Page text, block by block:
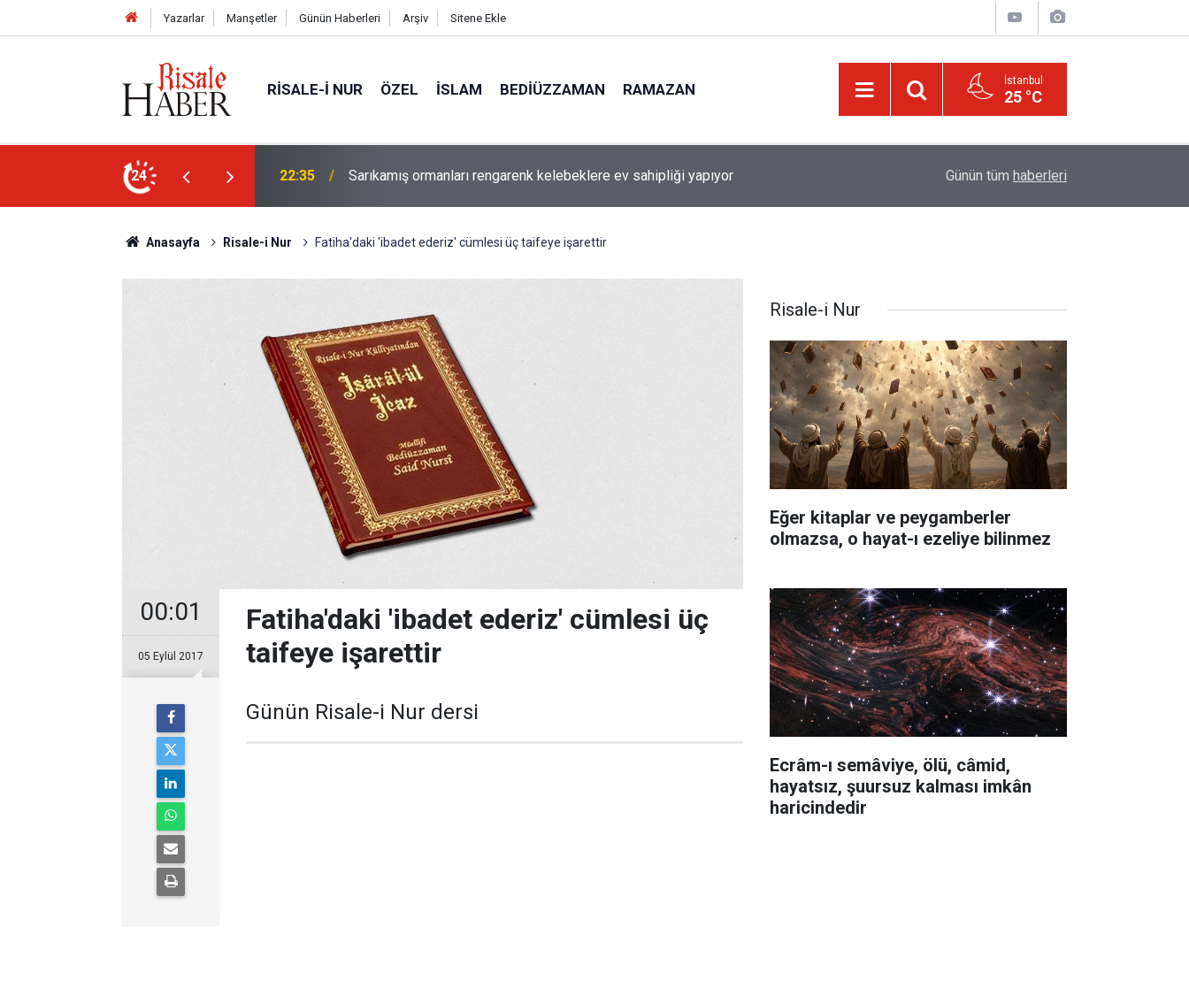
Yazarlar Manşetler Günün Haberleri Arşiv Sitene Ekle
RISALE-I NUR ÖZEL İSLAM BEDIÜZZAMAN RAMAZAN İstanbul
25 °C
24
ev sahipliği yapıyor 21:05 Kur’an'daki bazı şahıs isimlerinin mucizevi yönleri Trump, Amerika'da seçim kazanan Müslüman
Günün tüm haberleri
Anasayfa Risale-i Nur Fatiha'daki 'ibadet ederiz' cümlesi üç taifeye işarettir
00:01
05 Eylül 2017
Fatiha'daki 'ibadet ederiz' cümlesi üç
taifeye işarettir
Günün Risale-i Nur dersi
Risale-i Nur
Eğer kitaplar ve peygamberler
olmazsa, o hayat-ı ezeliye bilinmez
Ecrâm-ı semâviye, ölü, câmid,
hayatsız, şuursuz kalması imkân
haricindedir